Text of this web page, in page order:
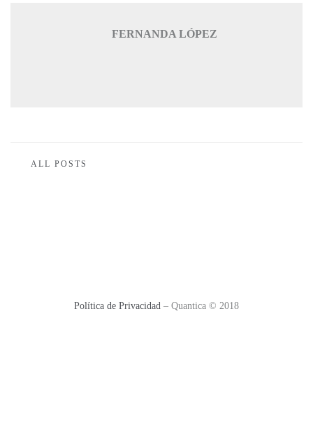
FERNANDA LÓPEZ
ALL POSTS
Política de Privacidad – Quantica © 2018